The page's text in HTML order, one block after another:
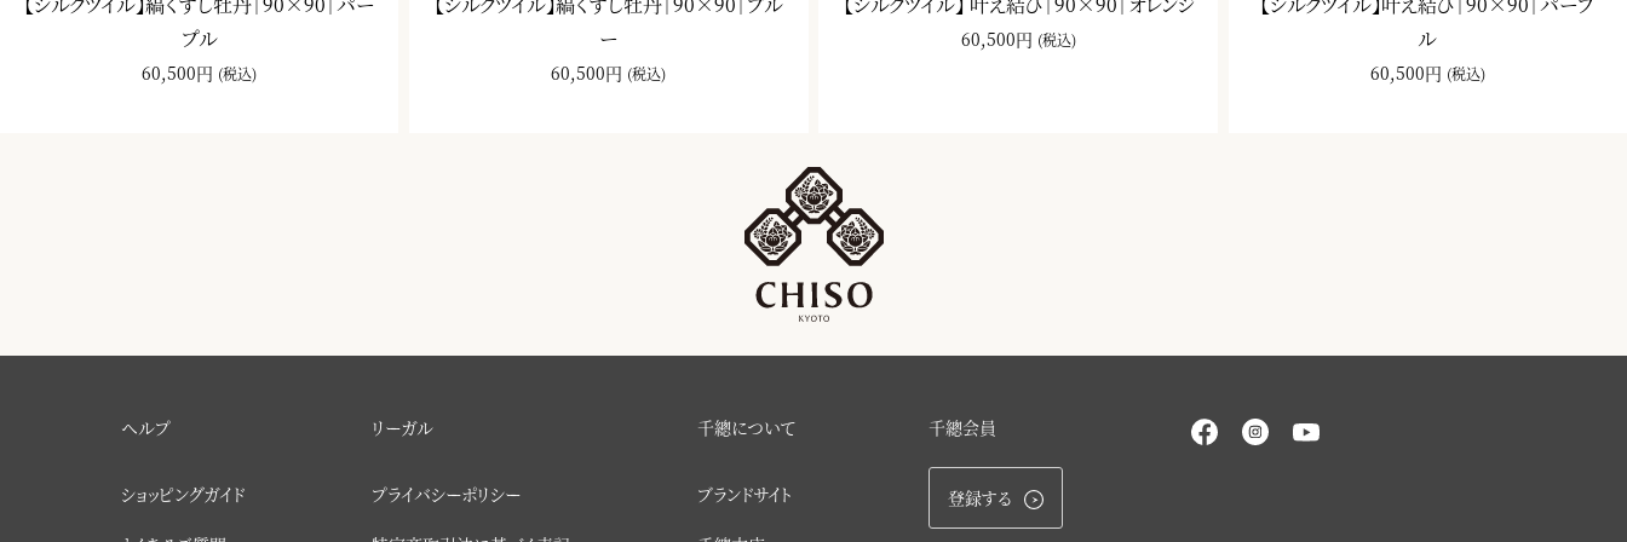
プル
60,500円 (税込)
ー
60,500円 (税込)
60,500円 (税込)
ル
60,500円 (税込)
ヘルプ
ショッピングガイド
リーガル
プライバシーポリシー
千總について
ブランドサイト
千總会員
登録する